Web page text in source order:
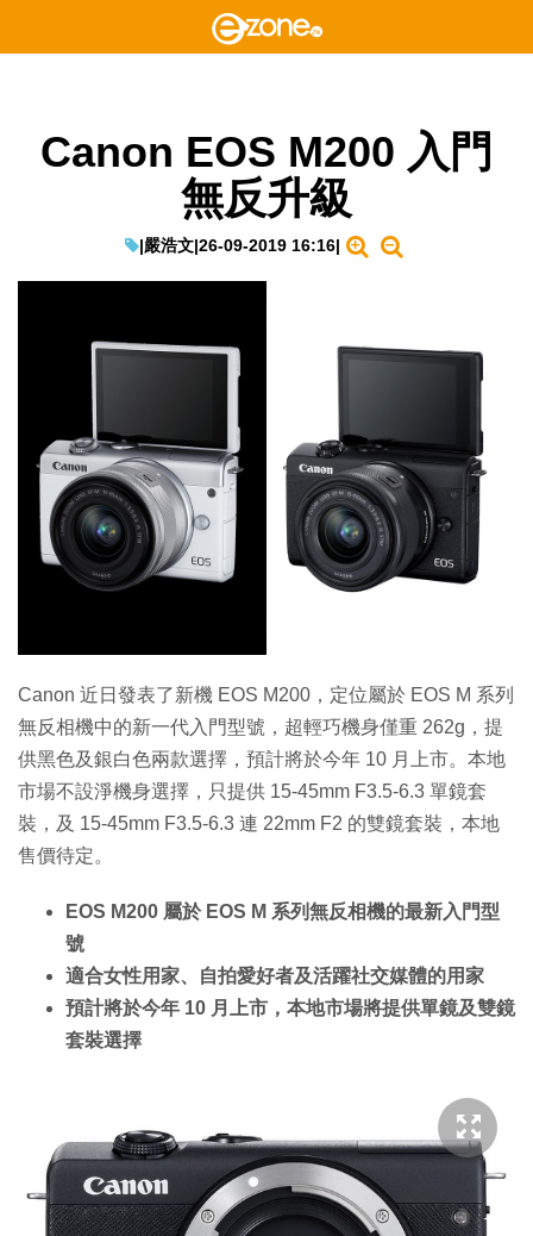
Canon EOS M200 入門
無反升級
|嚴浩文|26-09-2019 16:16|
Canon 近日發表了新機 EOS M200，定位屬於 EOS M 系列
無反相機中的新一代入門型號，超輕巧機身僅重 262g，提
供黑色及銀白色兩款選擇，預計將於今年 10 月上市。本地
市場不設淨機身選擇，只提供 15-45mm F3.5-6.3 單鏡套
裝，及 15-45mm F3.5-6.3 連 22mm F2 的雙鏡套裝，本地
售價待定。
EOS M200 屬於 EOS M 系列無反相機的最新入門型
號
適合女性用家、自拍愛好者及活躍社交媒體的用家
預計將於今年 10 月上市，本地市場將提供單鏡及雙鏡
套裝選擇